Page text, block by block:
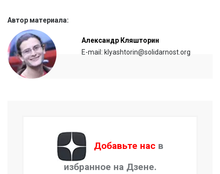
Автор материала:
Александр Кляшторин
E-mail: klyashtorin@solidarnost.org
Добавьте нас в
избранное на Дзене.